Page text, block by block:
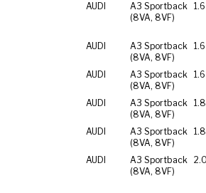
AUDI
A3 Sportback
(8VA, 8VF)
AUDI
A3 Sportback
(8VA, 8VF)
AUDI
A3 Sportback
(8VA, 8VF)
AUDI
A3 Sportback
(8VA, 8VF)
AUDI
A3 Sportback
(8VA, 8VF)
AUDI
A3 Sportback
(8VA, 8VF)